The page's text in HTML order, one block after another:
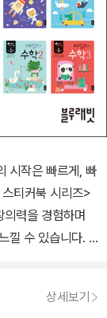
시작은 빠르게, 빠
티커북 시리즈>
력을 경험하며
수 있습니다. <
되려고 고집을 부
상세보기